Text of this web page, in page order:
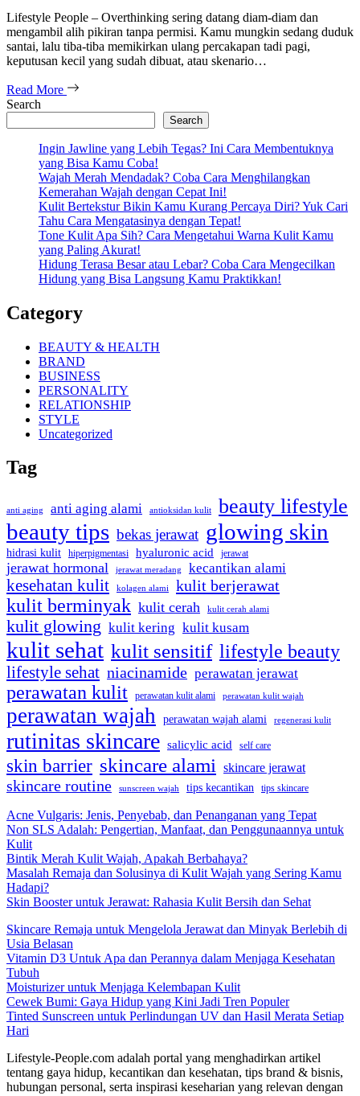
Lifestyle People – Overthinking sering datang diam-diam dan
mengambil alih pikiran tanpa permisi. Kamu mungkin sedang duduk
santai, lalu tiba-tiba memikirkan ulang percakapan tadi pagi,
keputusan kecil yang sudah dibuat, atau skenario…
Read More
Search
Search
Ingin Jawline yang Lebih Tegas? Ini Cara Membentuknya
yang Bisa Kamu Coba!
Wajah Merah Mendadak? Coba Cara Menghilangkan
Kemerahan Wajah dengan Cepat Ini!
Kulit Bertekstur Bikin Kamu Kurang Percaya Diri? Yuk Cari
Tahu Cara Mengatasinya dengan Tepat!
Tone Kulit Apa Sih? Cara Mengetahui Warna Kulit Kamu
yang Paling Akurat!
Hidung Terasa Besar atau Lebar? Coba Cara Mengecilkan
Hidung yang Bisa Langsung Kamu Praktikkan!
Category
BEAUTY & HEALTH
BRAND
BUSINESS
PERSONALITY
RELATIONSHIP
STYLE
Uncategorized
Tag
anti aging anti aging alami antioksidan kulit beauty lifestyle
beauty tips bekas jerawat glowing skin
hidrasi kulit hiperpigmentasi hyaluronic acid jerawat
jerawat hormonal jerawat meradang kecantikan alami
kesehatan kulit kolagen alami kulit berjerawat
kulit berminyak kulit cerah kulit cerah alami
kulit glowing kulit kering kulit kusam
kulit sehat kulit sensitif lifestyle beauty
lifestyle sehat niacinamide perawatan jerawat
perawatan kulit perawatan kulit alami perawatan kulit wajah
perawatan wajah perawatan wajah alami regenerasi kulit
rutinitas skincare salicylic acid self care
skin barrier skincare alami skincare jerawat
skincare routine sunscreen wajah tips kecantikan tips skincare
Acne Vulgaris: Jenis, Penyebab, dan Penanganan yang Tepat
Non SLS Adalah: Pengertian, Manfaat, dan Penggunaannya untuk
Kulit
Bintik Merah Kulit Wajah, Apakah Berbahaya?
Masalah Remaja dan Solusinya di Kulit Wajah yang Sering Kamu
Hadapi?
Skin Booster untuk Jerawat: Rahasia Kulit Bersih dan Sehat
Skincare Remaja untuk Mengelola Jerawat dan Minyak Berlebih di
Usia Belasan
Vitamin D3 Untuk Apa dan Perannya dalam Menjaga Kesehatan
Tubuh
Moisturizer untuk Menjaga Kelembapan Kulit
Cewek Bumi: Gaya Hidup yang Kini Jadi Tren Populer
Tinted Sunscreen untuk Perlindungan UV dan Hasil Merata Setiap
Hari
Lifestyle-People.com adalah portal yang menghadirkan artikel
tentang gaya hidup, kecantikan dan kesehatan, tips brand & bisnis,
hubungan personal, serta inspirasi keseharian yang relevan dengan